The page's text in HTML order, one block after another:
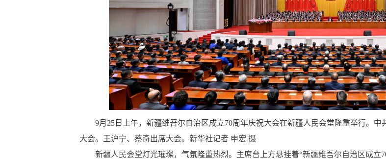
9月25日上午，新疆维吾尔自治区成立70周年庆祝大会在新疆人民会堂隆重举行。中
大会。王沪宁、蔡奇出席大会。新华社记者 申宏 摄
新疆人民会堂灯光璀璨，气氛隆重热烈。主席台上方悬挂着“新疆维吾尔自治区成立